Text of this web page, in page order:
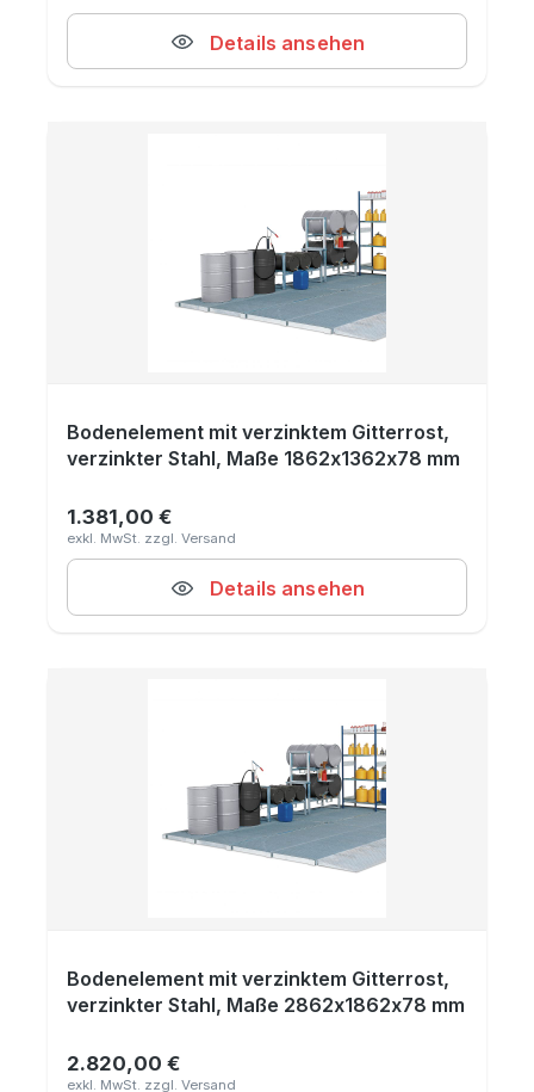
Details ansehen
Bodenelement mit verzinktem Gitterrost,
verzinkter Stahl, Maße 1862x1362x78 mm
Regulärer Preis:
1.381,00 €
Details ansehen
Bodenelement mit verzinktem Gitterrost,
verzinkter Stahl, Maße 2862x1862x78 mm
Regulärer Preis:
2.820,00 €